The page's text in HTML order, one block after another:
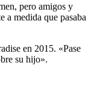
pero amigos y
a medida que pasaba
en 2015. «Pase
su hijo».